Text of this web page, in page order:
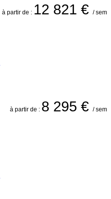
à partir de : 12 821 € / sem
à partir de : 8 295 € / sem